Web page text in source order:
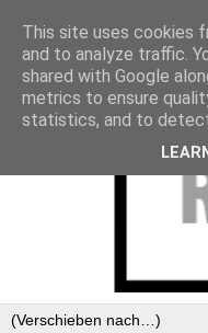
This site uses cookies
and to analyze traffic.
shared with Google
metrics to ensure
statistics, and to